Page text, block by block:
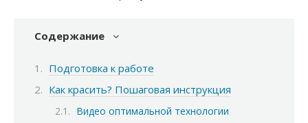
Содержание
Подготовка к работе
Как красить? Пошаговая инструкция
Видео оптимальной технологии